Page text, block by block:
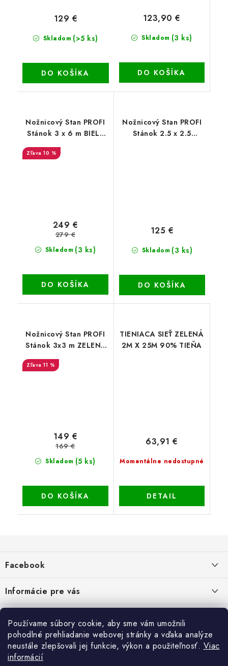
Používame súbory cookie, aby sme vám umožnili
pohodlné prehliadanie webovej stránky a vďaka analýze
neustále zlepšovali jej funkcie, výkon a použiteľnosť. Viac
informácií
Skladom (>5 ks)
129 €
DO KOŠÍKA
Skladom (3 ks)
123,90 €
DO KOŠÍKA
Nožnicový Stan PROFI
Stánok 3 x 6 m BIELY
HQ
10 %
Skladom (3 ks)
249 €
279 €
DO KOŠÍKA
Nožnicový Stan PROFI
Stánok 2.5 x 2.5
Skladom (3 ks)
125 €
DO KOŠÍKA
Nožnicový Stan PROFI
Stánok 3x3 m ZELENÝ
11 %
Skladom (5 ks)
149 €
169 €
DO KOŠÍKA
TIENIACA SIEŤ ZELENÁ
2M X 25M 90% TIEŇA
Momentálne nedostupné
63,91 €
DETAIL
p
ä
t
i
Facebook
Informácie pre vás
Dopravné a platobné podmienky
Galéria od Zákaznikov
Kontakt
Blog
Krycie plachty, ešte lepšia kvalita
TIPY A RADY AKO SADIŤ DO SKLENÍKA
Obchodné podmienky Ochrana osobných údajov
Alternatívne riešenie sporov online - RSO ČO SÚ TO „COOKIES“?